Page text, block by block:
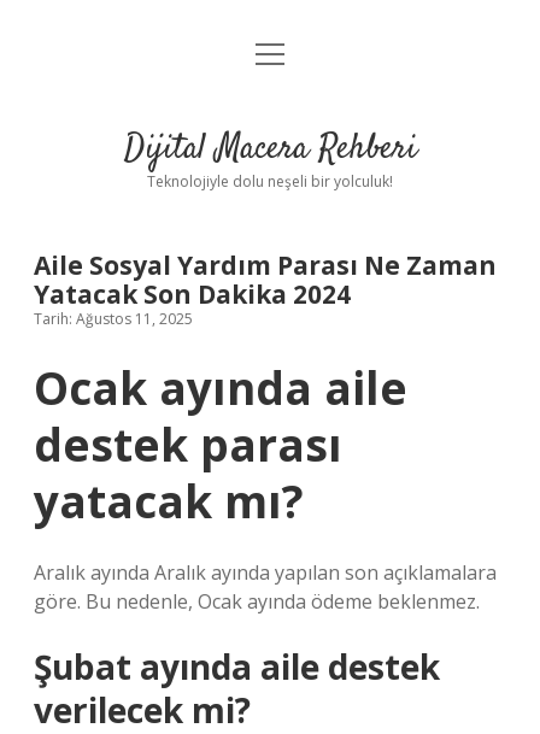
Anasayfa
Yasal Uyarı
menüyü
Dijital Macera Rehberi
Teknolojiyle dolu neşeli bir yolculuk!
Aile Sosyal Yardım Parası Ne Zaman
Yatacak Son Dakika 2024
Tarih: Ağustos 11, 2025
Ocak ayında aile
destek parası
yatacak mı?
Aralık ayında Aralık ayında yapılan son açıklamalara
göre. Bu nedenle, Ocak ayında ödeme beklenmez.
Şubat ayında aile destek
verilecek mi?